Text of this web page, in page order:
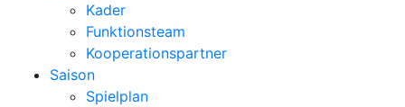
Kader
Funktionsteam
Kooperationspartner
Saison
Spielplan